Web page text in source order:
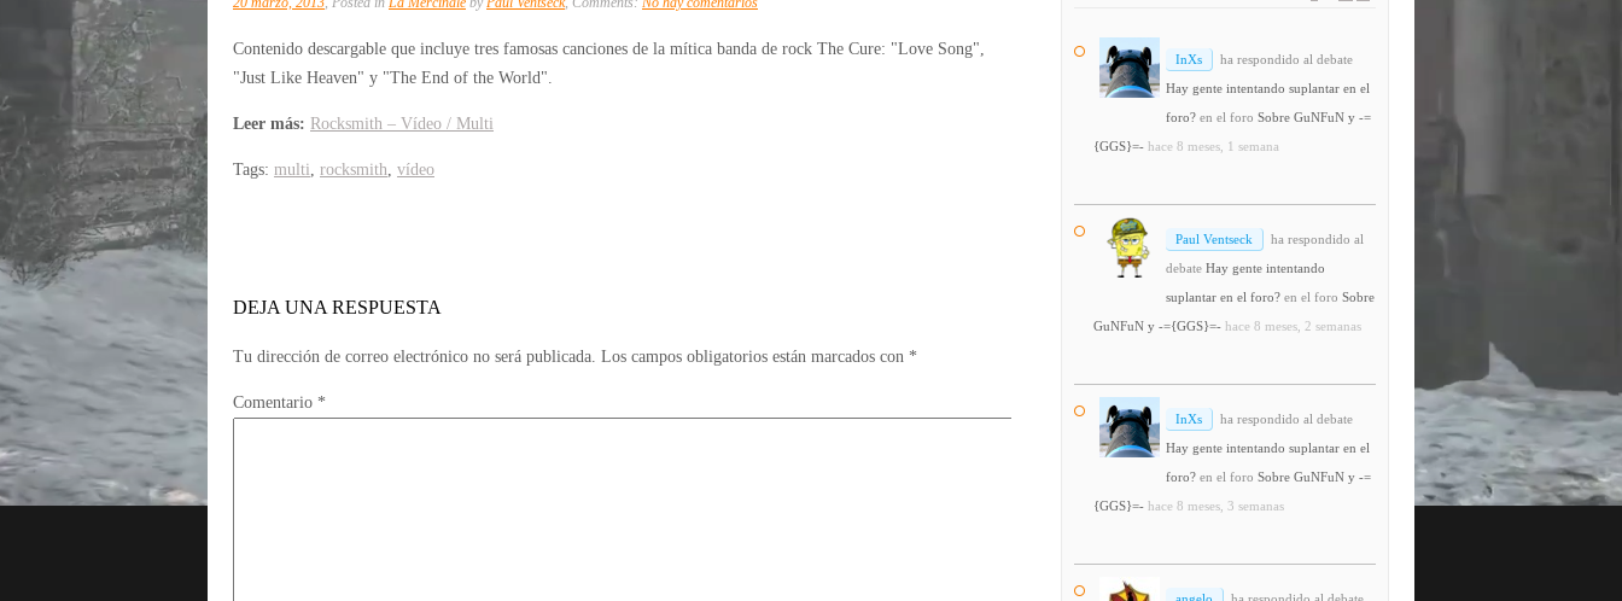
–
Contenido descargable que incluye tres famosas canciones de la mítica banda de rock The Cure: "Love Song",
"Just Like Heaven" y "The End of the World".
Leer más: Rocksmith – Vídeo / Multi
Tags: multi, rocksmith, vídeo
DEJA UNA RESPUESTA
Tu dirección de correo electrónico no será publicada. Los campos obligatorios están marcados con *
Comentario *
InXs
ha respondido al debate
Hay gente intentando suplantar en el
foro? en el foro Sobre GuNFuN y -=
{GGS}=- hace 8 meses, 1 semana
Paul Ventseck
ha respondido al
debate Hay gente intentando
suplantar en el foro? en el foro Sobre
GuNFuN y -={GGS}=- hace 8 meses, 2 semanas
InXs
ha respondido al debate
Hay gente intentando suplantar en el
foro? en el foro Sobre GuNFuN y -=
{GGS}=- hace 8 meses, 3 semanas